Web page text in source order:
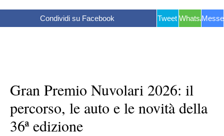
Condividi su Facebook Tweet WhatsApp
Gran Premio Nuvolari 2026: il
percorso, le auto e le novità della
36ª edizione